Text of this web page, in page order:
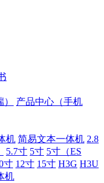
产品中心（手机
机 简易文本一体机 2.8
5.7寸 5寸 5寸（ES
寸 12寸 15寸 H3G H3U
机